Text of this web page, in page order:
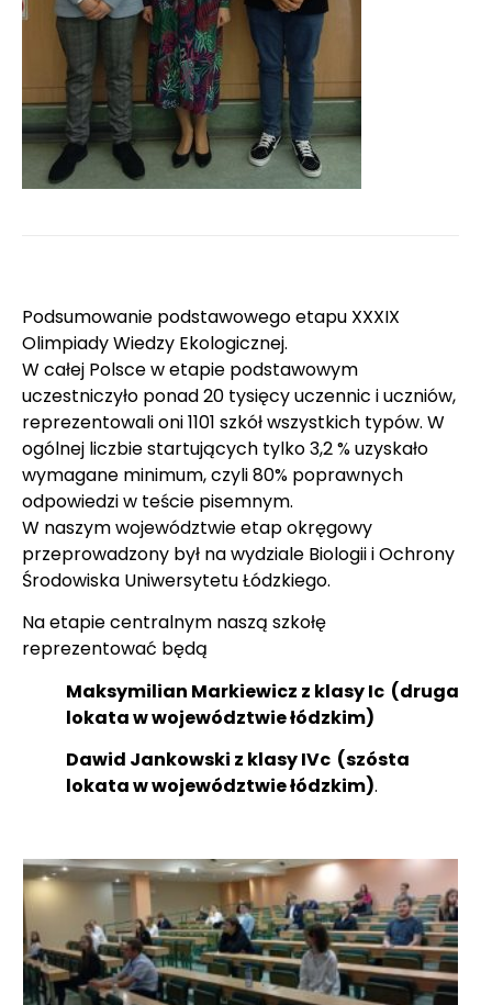
Podsumowanie podstawowego etapu XXXIX
Olimpiady Wiedzy Ekologicznej.
W całej Polsce w etapie podstawowym
uczestniczyło ponad 20 tysięcy uczennic i uczniów,
reprezentowali oni 1101 szkół wszystkich typów. W
ogólnej liczbie startujących tylko 3,2 % uzyskało
wymagane minimum, czyli 80% poprawnych
odpowiedzi w teście pisemnym.
W naszym województwie etap okręgowy
przeprowadzony był na wydziale Biologii i Ochrony
Środowiska Uniwersytetu Łódzkiego.
Na etapie centralnym naszą szkołę
reprezentować będą
Maksymilian Markiewicz z klasy Ic (druga
lokata w województwie łódzkim)
Dawid Jankowski z klasy IVc (szósta
lokata w województwie łódzkim).